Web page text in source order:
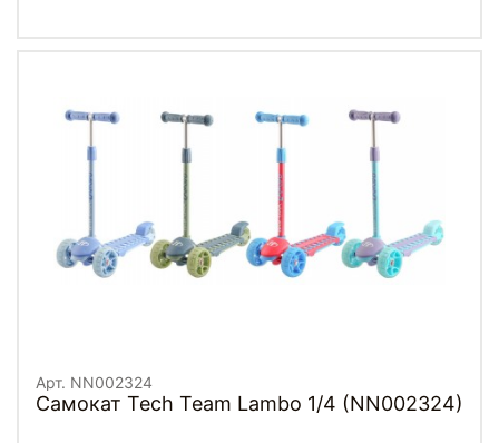
Арт. NN002324
Самокат Tech Team Lambo 1/4 (NN002324)